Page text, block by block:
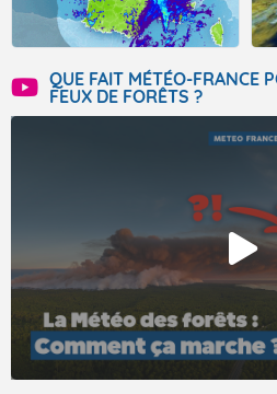
QUE FAIT MÉTÉO-FRANCE
FEUX DE FORÊTS ?